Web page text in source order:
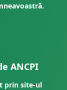
ANCPI
prin site-ul